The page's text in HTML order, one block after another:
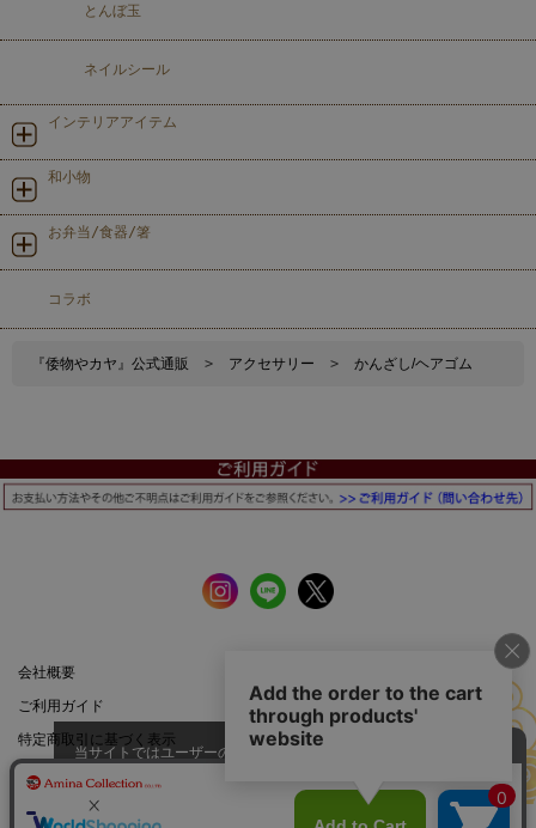
とんぼ玉
ネイルシール
インテリアアイテム
和小物
お弁当/食器/箸
コラボ
『倭物やカヤ』公式通販 > アクセサリー > かんざし/ヘアゴム
会社概要
ご利用ガイド
店舗一覧
特定商取引に基づく表示
プライバシーポリシー
スマートフォン | PCサイト
当サイトではユーザーの利便性向